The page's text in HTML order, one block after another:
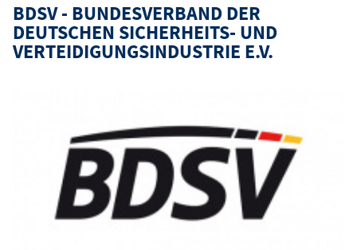
BDSV - BUNDESVERBAND DER
DEUTSCHEN SICHERHEITS- UND
VERTEIDIGUNGSINDUSTRIE E.V.